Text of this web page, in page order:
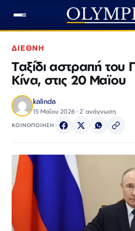
ΔΙΕΘΝΗ
Ταξίδι αστραπή του
Κίνα, στις 20 Μαϊου
kalinda
15 Μαΐου 2026 · 2΄ ανάγνωση
ΚΟΙΝΟΠΟΙΗΣΗ